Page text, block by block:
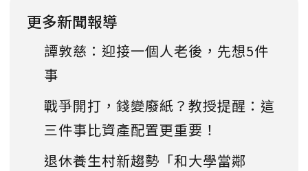
更多新聞報導
譚敦慈：迎接一個人老後，先想5件
事
戰爭開打，錢變廢紙？教授提醒：這
三件事比資產配置更重要！
退休養生村新趨勢「和大學當鄰